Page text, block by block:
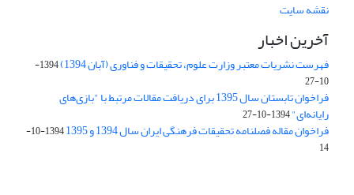
نقشه سایت
آخرین اخبار
فهرست نشریات معتبر وزارت علوم، تحقیقات و فناوری (آبان 1394)
1394-
10-27
فراخوان تابستان سال 1395 برای دریافت مقالات مرتبط با "بازی‌های
رایانه‌ای"1394-10-27
فراخوان مقاله فصلنامه تحقیقات فرهنگی ایران سال 1394 و 1395
1394-10-
14